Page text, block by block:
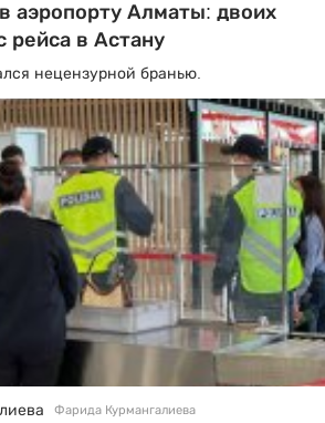
аэропорту Алматы: двоих
рейса в Астану
нецензурной бранью.
Фарида Курмангалиева